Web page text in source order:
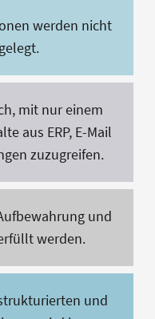
werden nicht
mit nur einem
aus ERP, E-Mail
zuzugreifen.
und
werden.
und